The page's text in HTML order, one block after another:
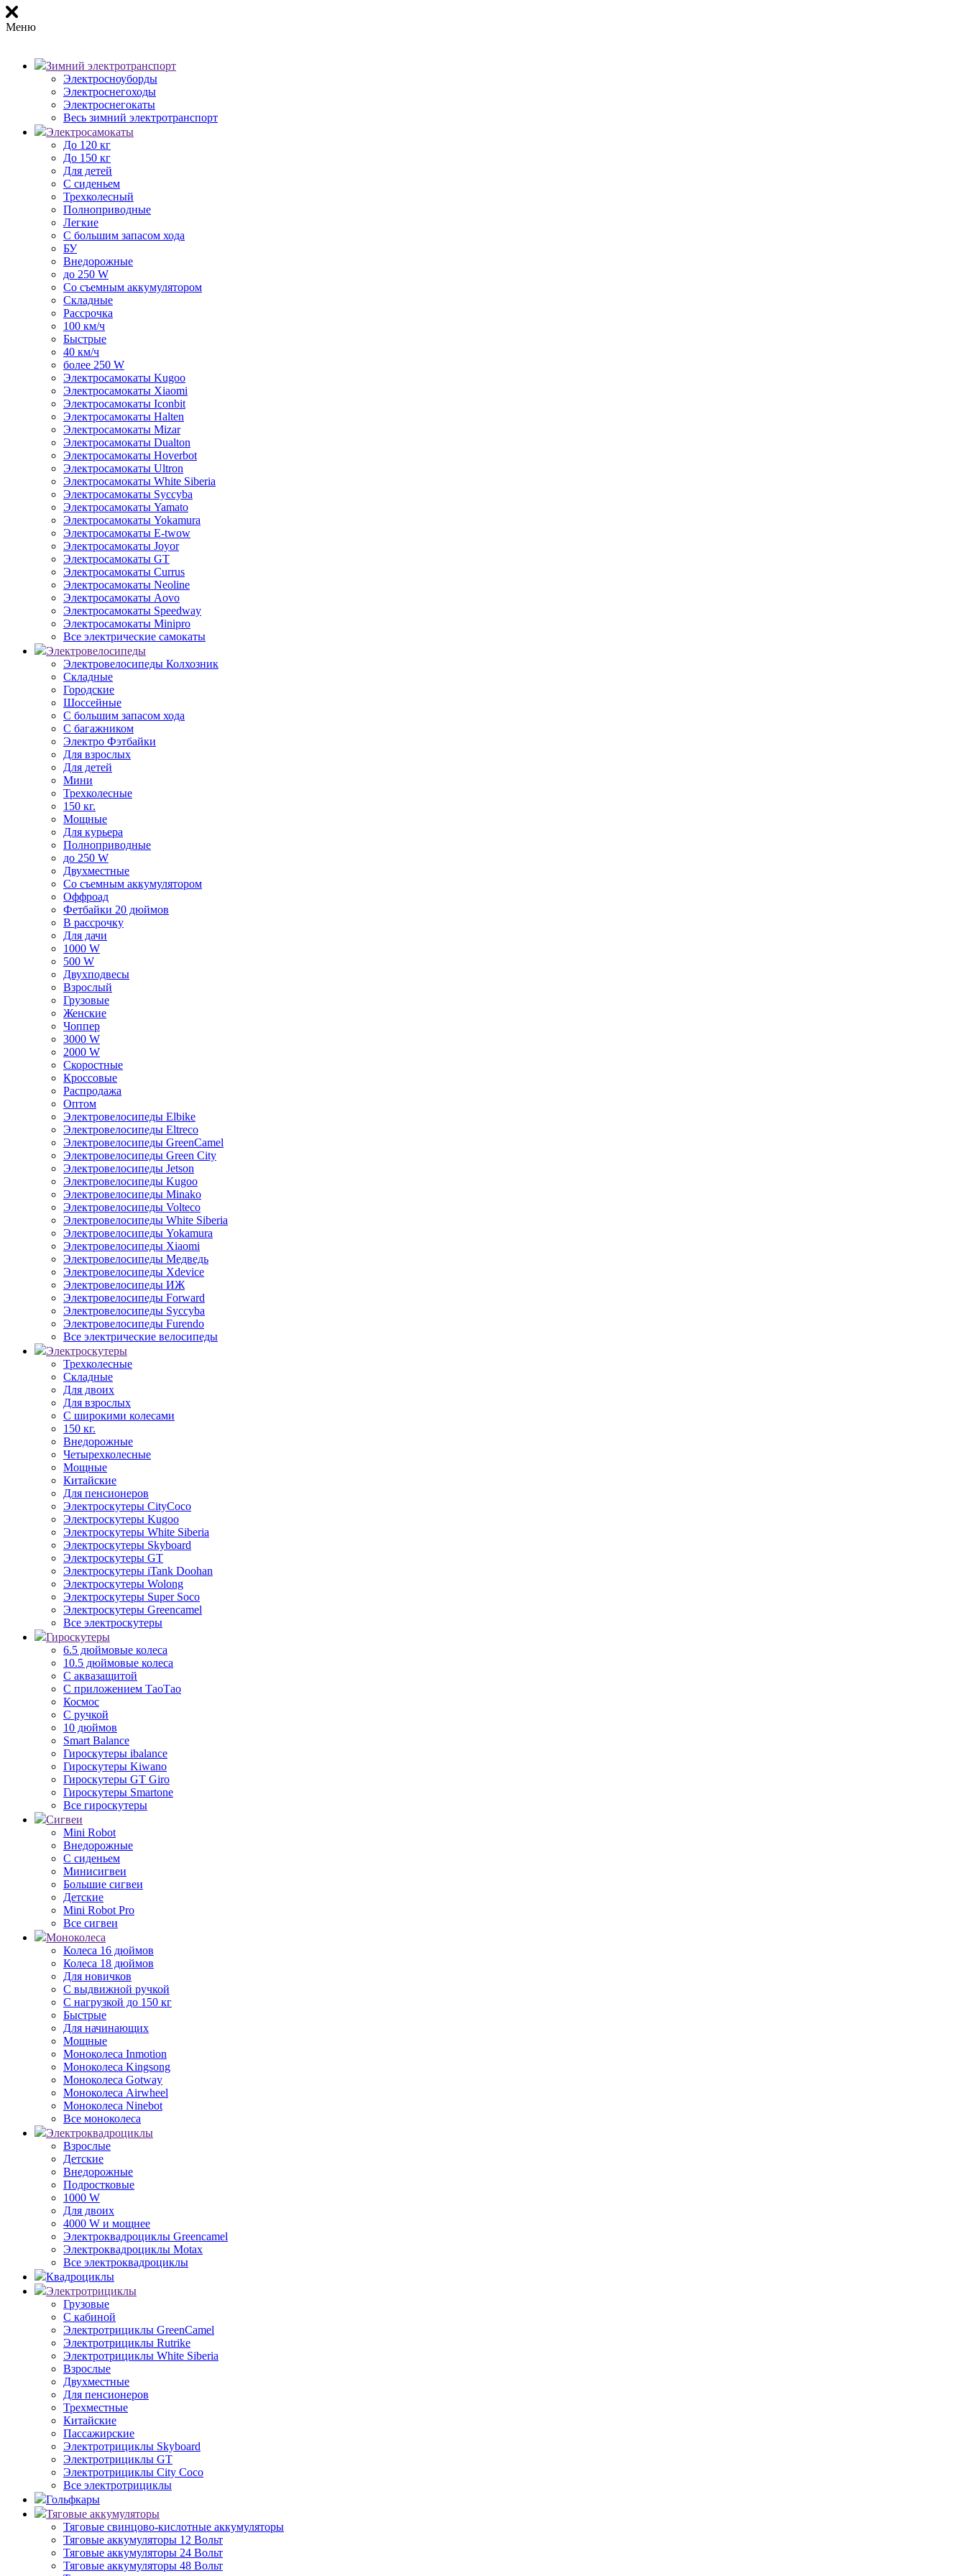
Меню
Зимний электротранспорт
Электросноуборды
Электроснегоходы
Электроснегокаты
Весь зимний электротранспорт
Электросамокаты
До 120 кг
До 150 кг
Для детей
С сиденьем
Трехколесный
Полноприводные
Легкие
С большим запасом хода
БУ
Внедорожные
до 250 W
Со съемным аккумулятором
Складные
Рассрочка
100 км/ч
Быстрые
40 км/ч
более 250 W
Электросамокаты Kugoo
Электросамокаты Xiaomi
Электросамокаты Iconbit
Электросамокаты Halten
Электросамокаты Mizar
Электросамокаты Dualton
Электросамокаты Hoverbot
Электросамокаты Ultron
Электросамокаты White Siberia
Электросамокаты Syccyba
Электросамокаты Yamato
Электросамокаты Yokamura
Электросамокаты E-twow
Электросамокаты Joyor
Электросамокаты GT
Электросамокаты Currus
Электросамокаты Neoline
Электросамокаты Aovo
Электросамокаты Speedway
Электросамокаты Minipro
Все электрические самокаты
Электровелосипеды
Электровелосипеды Колхозник
Складные
Городские
Шоссейные
С большим запасом хода
С багажником
Электро Фэтбайки
Для взрослых
Для детей
Мини
Трехколесные
150 кг.
Мощные
Для курьера
Полноприводные
до 250 W
Двухместные
Со съемным аккумулятором
Оффроад
Фетбайки 20 дюймов
В рассрочку
Для дачи
1000 W
500 W
Двухподвесы
Взрослый
Грузовые
Женские
Чоппер
3000 W
2000 W
Скоростные
Кроссовые
Распродажа
Оптом
Электровелосипеды Elbike
Электровелосипеды Eltreco
Электровелосипеды GreenCamel
Электровелосипеды Green City
Электровелосипеды Jetson
Электровелосипеды Kugoo
Электровелосипеды Minako
Электровелосипеды Volteco
Электровелосипеды White Siberia
Электровелосипеды Yokamura
Электровелосипеды Xiaomi
Электровелосипеды Медведь
Электровелосипеды Xdevice
Электровелосипеды ИЖ
Электровелосипеды Forward
Электровелосипеды Syccyba
Электровелосипеды Furendo
Все электрические велосипеды
Электроскутеры
Трехколесные
Складные
Для двоих
Для взрослых
С широкими колесами
150 кг.
Внедорожные
Четырехколесные
Мощные
Китайские
Для пенсионеров
Электроскутеры CityCoco
Электроскутеры Kugoo
Электроскутеры White Siberia
Электроскутеры Skyboard
Электроскутеры GT
Электроскутеры iTank Doohan
Электроскутеры Wolong
Электроскутеры Super Soco
Электроскутеры Greencamel
Все электроскутеры
Гироскутеры
6.5 дюймовые колеса
10.5 дюймовые колеса
С аквазащитой
С приложением ТаоТао
Космос
С ручкой
10 дюймов
Smart Balance
Гироскутеры ibalance
Гироскутеры Kiwano
Гироскутеры GT Giro
Гироскутеры Smartone
Все гироскутеры
Сигвеи
Mini Robot
Внедорожные
С сиденьем
Минисигвеи
Большие сигвеи
Детские
Mini Robot Pro
Все сигвеи
Моноколеса
Колеса 16 дюймов
Колеса 18 дюймов
Для новичков
С выдвижной ручкой
С нагрузкой до 150 кг
Быстрые
Для начинающих
Мощные
Моноколеса Inmotion
Моноколеса Kingsong
Моноколеса Gotway
Моноколеса Airwheel
Моноколеса Ninebot
Все моноколеса
Электроквадроциклы
Взрослые
Детские
Внедорожные
Подростковые
1000 W
Для двоих
4000 W и мощнее
Электроквадроциклы Greencamel
Электроквадроциклы Motax
Все электроквадроциклы
Квадроциклы
Электротрициклы
Грузовые
С кабиной
Электротрициклы GreenCamel
Электротрициклы Rutrike
Электротрициклы White Siberia
Взрослые
Двухместные
Для пенсионеров
Трехместные
Китайские
Пассажирские
Электротрициклы Skyboard
Электротрициклы GT
Электротрициклы City Coco
Все электротрициклы
Гольфкары
Тяговые аккумуляторы
Тяговые свинцово-кислотные аккумуляторы
Тяговые аккумуляторы 12 Вольт
Тяговые аккумуляторы 24 Вольт
Тяговые аккумуляторы 48 Вольт